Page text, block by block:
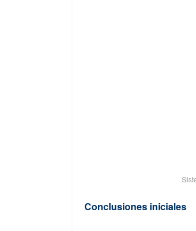
Conclusiones iniciales